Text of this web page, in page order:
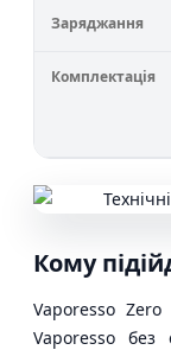
Заряджання
Комплектація
Кому
Vaporesso
Vaporesso